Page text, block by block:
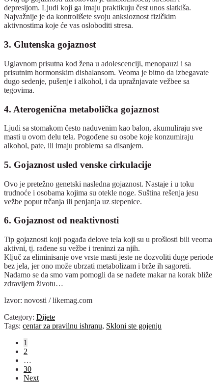
depresijom. Ljudi koji ga imaju praktikuju čest unos slatkiša.
Najvažnije je da kontrolišete svoju anksioznost fizičkim
aktivnostima koje će vas osloboditi stresa.
3. Glutenska gojaznost
Uglavnom prisutna kod žena u adolescenciji, menopauzi i sa
prisutnim hormonskim disbalansom. Veoma je bitno da izbegavate
dugo sedenje, pušenje i alkohol, i da upražnjavate vežbee sa
tegovima.
4. Aterogenična metabolička gojaznost
Ljudi sa stomakom često naduvenim kao balon, akumuliraju sve
masti u ovom delu tela. Pogođene su osobe koje konzumiraju
alkohol, pate, ili imaju problema sa disanjem.
5. Gojaznost usled venske cirkulacije
Ovo je pretežno genetski nasledna gojaznost. Nastaje i u toku
trudnoće i osobama kojima su otekle noge. Suština rešenja jesu
vežbe poput trčanja ili penjanja uz stepenice.
6. Gojaznost od neaktivnosti
Tip gojaznosti koji pogađa delove tela koji su u prošlosti bili veoma
aktivni, tj. rađene su vežbe i treninzi za njih.
Ključ za eliminisanje ove vrste masti jeste ne dozvoliti duge periode
bez jela, jer ono može ubrzati metabolizam i brže ih sagoreti.
Nadamo se da smo vam pomogli da se nađete makar na korak bliže
zdravijem životu…
Izvor: novosti / likemag.com
Category: Dijete
Tags: centar za pravilnu ishranu, Skloni ste gojenju
Posts
pagination
1
2
…
30
Next